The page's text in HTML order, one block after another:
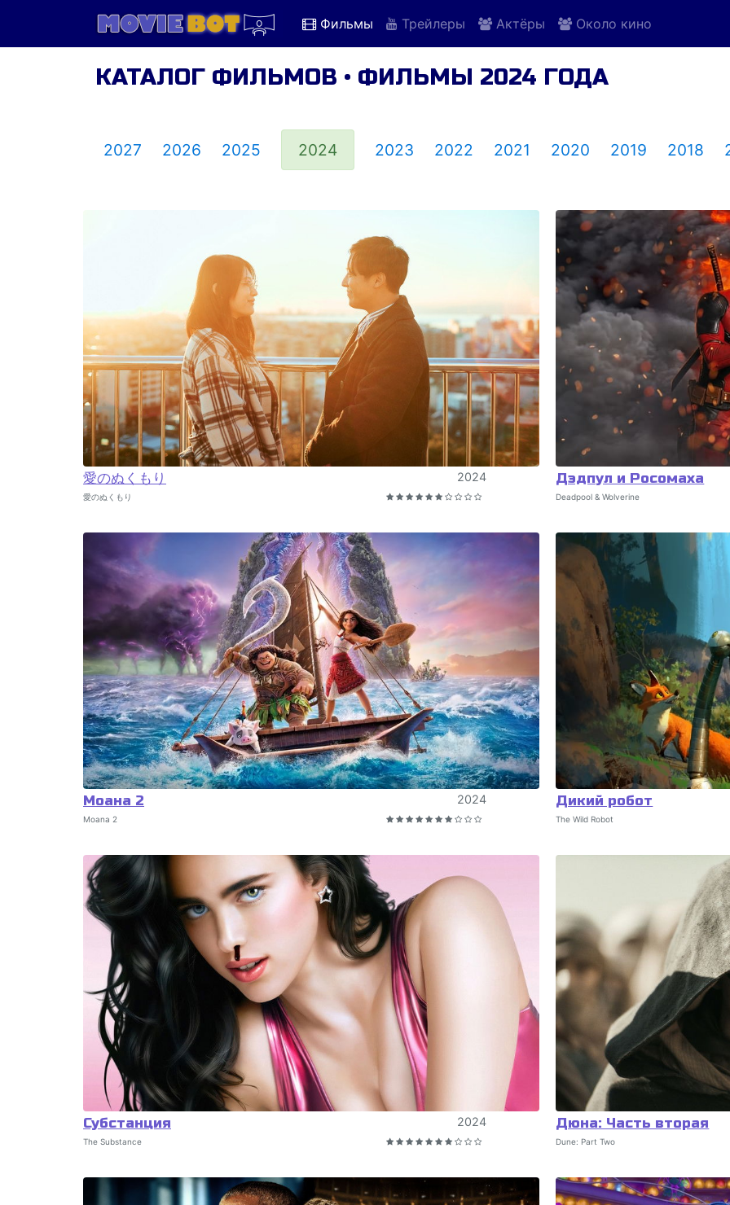
Фильмы Трейлеры Актёры Около кино
КАТАЛОГ ФИЛЬМОВ • ФИЛЬМЫ 2024 ГОДА
2027 2026 2025 2024 2023 2022 2021 2020 2019 2018
愛のぬくもり 2024
愛のぬくもり
Дэдпул и Росомаха
Deadpool & Wolverine
Моана 2 2024
Moana 2
Дикий робот
The Wild Robot
Субстанция 2024
The Substance
Дюна: Часть вторая
Dune: Part Two